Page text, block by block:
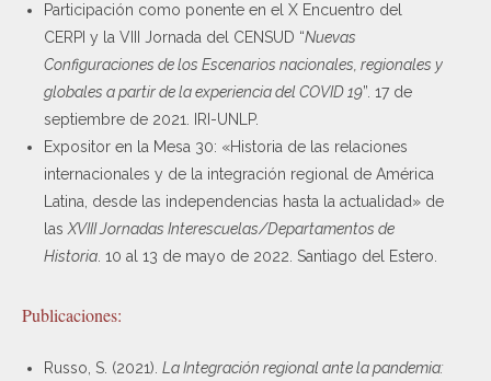
Participación como ponente en el X Encuentro del
CERPI y la VIII Jornada del CENSUD “Nuevas
Configuraciones de los Escenarios nacionales, regionales y
globales a partir de la experiencia del COVID 19”. 17 de
septiembre de 2021. IRI-UNLP.
Expositor en la Mesa 30: «Historia de las relaciones
internacionales y de la integración regional de América
Latina, desde las independencias hasta la actualidad» de
las XVIII Jornadas Interescuelas/Departamentos de
Historia . 10 al 13 de mayo de 2022. Santiago del Estero.
Publicaciones:
Russo, S. (2021). La Integración regional ante la pandemia: